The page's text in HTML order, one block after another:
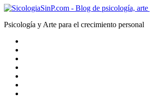
Psicología y Arte para el crecimiento personal